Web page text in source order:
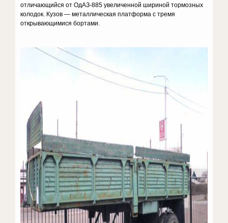
отличающийся от ОдАЗ-885 увеличенной шириной тормозных
колодок. Кузов — металлическая платформа с тремя
открывающимися бортами.